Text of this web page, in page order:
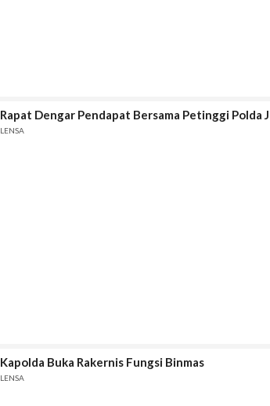
Rapat Dengar Pendapat Bersama Petinggi Polda
LENSA
Kapolda Buka Rakernis Fungsi Binmas
LENSA